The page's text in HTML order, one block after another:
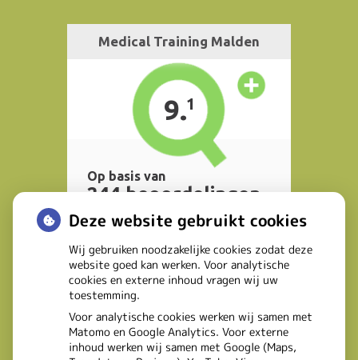
Deze website gebruikt cookies
Wij gebruiken noodzakelijke cookies zodat deze
website goed kan werken. Voor analytische
cookies en externe inhoud vragen wij uw
toestemming.
Voor analytische cookies werken wij samen met
Matomo en Google Analytics. Voor externe
inhoud werken wij samen met Google (Maps,